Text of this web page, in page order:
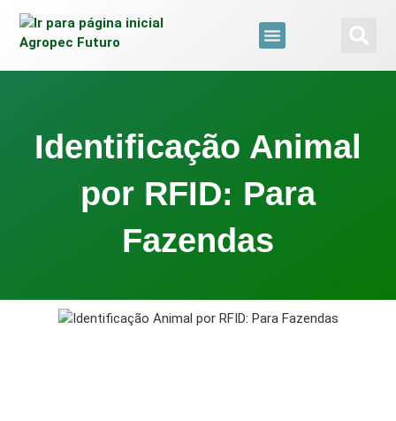
o
conteúdo
Identificação Animal
por RFID: Para
Fazendas